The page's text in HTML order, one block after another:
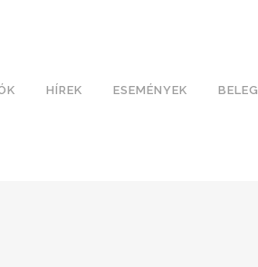
HÍREK ESEMÉNYEK BELEG